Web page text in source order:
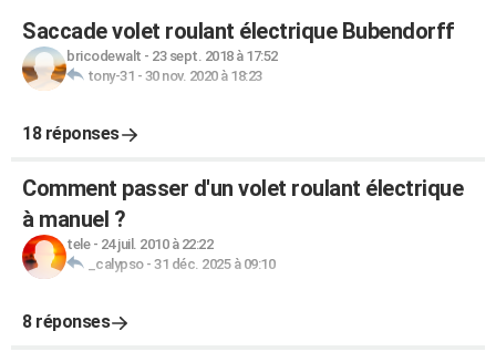
Saccade volet roulant électrique Bubendorff
bricodewalt - 23 sept. 2018 à 17:52
tony-31 - 30 nov. 2020 à 18:23
18 réponses
Comment passer d'un volet roulant électrique
à manuel ?
tele- 24 juil. 2010 à 22:22
_calypso- 31 déc. 2025 à 09:10
8 réponses